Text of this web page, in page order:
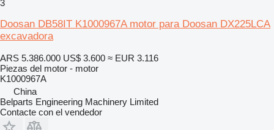
3
Doosan DB58IT K1000967A motor para Doosan DX225LCA
excavadora
ARS 5.386.000 US$ 3.600 ≈ EUR 3.116
Piezas del motor - motor
K1000967A
China
Belparts Engineering Machinery Limited
Contacte con el vendedor